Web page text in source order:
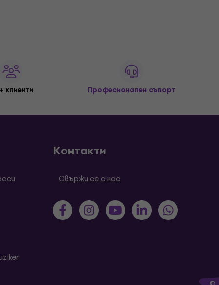
клиенти Професионален съпорт
Контакти
Свържи се с нас